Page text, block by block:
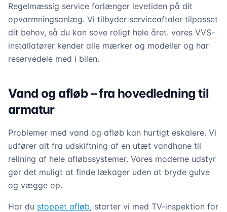
Regelmæssig service forlænger levetiden på dit
opvarmningsanlæg. Vi tilbyder serviceaftaler tilpasset
dit behov, så du kan sove roligt hele året. vores VVS-
installatører kender alle mærker og modeller og har
reservedele med i bilen.
Vand og afløb – fra hovedledning til
armatur
Problemer med vand og afløb kan hurtigt eskalere. Vi
udfører alt fra udskiftning af en utæt vandhane til
relining af hele afløbssystemer. Vores moderne udstyr
gør det muligt at finde lækager uden at bryde gulve
og vægge op.
Har du stoppet afløb, starter vi med TV-inspektion for